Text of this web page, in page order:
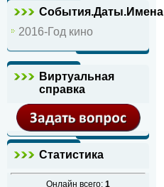
События.Даты.Имена
2016-Год кино
Виртуальная
справка
Статистика
Онлайн всего: 1